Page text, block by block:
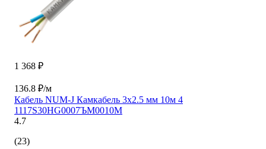
1 368 ₽
136.8 ₽/м
Кабель NUM-J Камкабель 3x2.5 мм 10м 4
1117S30HG0007ЪM0010М
4.7
(23)